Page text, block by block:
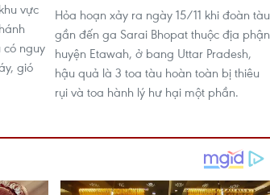
vực
có nguy
gió
Hỏa hoạn xảy ra ngày 15/11 khi đoàn tàu
gần đến ga Sarai Bhopat thuộc địa phận
huyện Etawah, ở bang Uttar Pradesh,
hậu quả là 3 toa tàu hoàn toàn bị thiêu
rụi và toa hành lý hư hại một phần.